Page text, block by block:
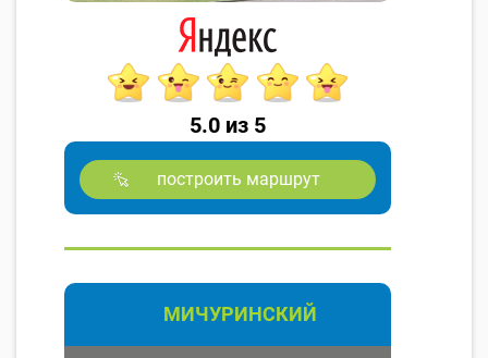
5.0 из 5
построить маршрут
МИЧУРИНСКИЙ